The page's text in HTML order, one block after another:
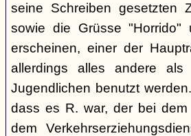
seine Schreiben gesetzten
sowie die Grüsse "Horrido"
erscheinen, einer der
allerdings alles andere
Jugendlichen benutzt
dass es R. war, der bei
dem